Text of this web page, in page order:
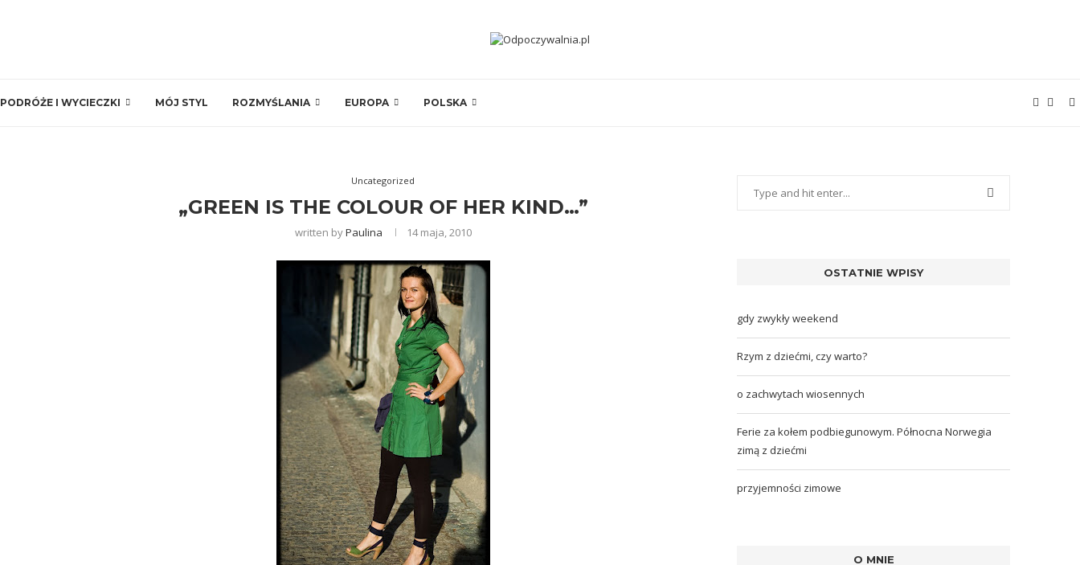
PODRÓŻE I WYCIECZKI MÓJ STYL ROZMYŚLANIA EUROPA POLSKA
Uncategorized
„GREEN IS THE COLOUR OF HER KIND…”
written byPaulina 14 maja, 2010
OSTATNIE WPISY
gdy zwykły weekend
Rzym z dziećmi, czy warto?
o zachwytach wiosennych
Ferie za kołem podbiegunowym. Północna Norwegia
zimą z dziećmi
przyjemności zimowe
O MNIE